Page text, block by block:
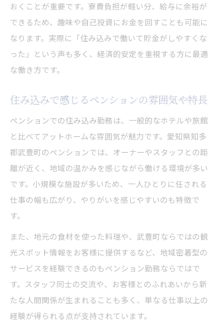
おくことが重要です。寮費負担が軽い分、給与に余裕が
できるため、趣味や自己投資にお金を回すことも可能に
なります。実際に「住み込みで働いて貯金がしやすくな
った」という声も多く、経済的安定を重視する方に最適
な働き方です。
住み込みで感じるペンションの雰囲気や特長
ペンションでの住み込み勤務は、一般的なホテルや旅館
と比べてアットホームな雰囲気が魅力です。愛知県知多
郡武豊町のペンションでは、オーナーやスタッフとの距
離が近く、地域の温かみを感じながら働ける環境が多い
です。小規模な施設が多いため、一人ひとりに任される
仕事の幅も広がり、やりがいを感じやすいのも特徴で
す。
また、地元の食材を使った料理や、武豊町ならではの観
光スポット情報をお客様に提供するなど、地域密着型の
サービスを経験できるのもペンション勤務ならではで
す。スタッフ同士の交流や、お客様とのふれあいから新
たな人間関係が生まれることも多く、単なる仕事以上の
経験が得られる点が支持されています。